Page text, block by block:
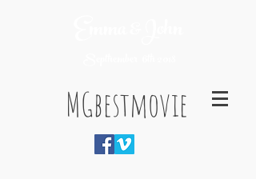
MGbestmovie